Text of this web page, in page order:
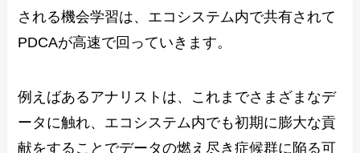
される機会学習は、エコシステム内で共有されて
PDCAが高速で回っていきます。
例えばあるアナリストは、これまでさまざまなデ
ータに触れ、エコシステム内でも初期に膨大な貢
献をすることでデータの燃え尽き症候群に陥る可